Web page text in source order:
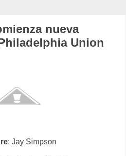
nueva
Union
: Jay Simpson